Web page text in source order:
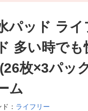
パッド ラ
多い時で
(26枚×3パッ
ム
： ライフリー